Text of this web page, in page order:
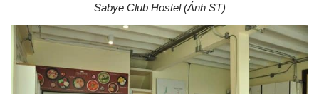
Sabye Club Hostel (Ảnh ST)